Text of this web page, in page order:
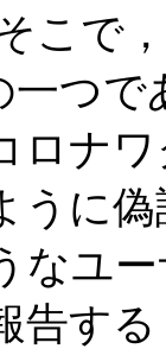
こで
一つ
ロナ
うに
なユ
告する